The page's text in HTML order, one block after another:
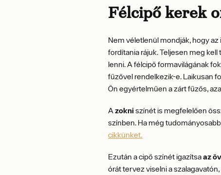
Félcipő kerek
Nem véletlenül mondják, hogy
fordítania rájuk. Teljesen meg
lenni. A félcipő formavilágának
fűzővel rendelkezik-e. Laikusan
Ön egyértelműen a zárt fűzős,
A zokni színét is megfelelően
színben. Ha még
cikkünket.
Ezután a cipő színét igazítsaaz
órát tervez viselni a